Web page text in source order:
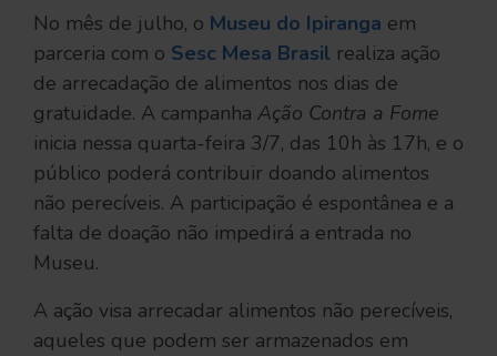
No mês de julho, o Museu do Ipiranga em
parceria com o Sesc Mesa Brasil realiza ação
de arrecadação de alimentos nos dias de
gratuidade. A campanha Ação Contra a Fome
inicia nessa quarta-feira 3/7, das 10h às 17h, e o
público poderá contribuir doando alimentos
não perecíveis. A participação é espontânea e a
falta de doação não impedirá a entrada no
Museu.
A ação visa arrecadar alimentos não perecíveis,
aqueles que podem ser armazenados em